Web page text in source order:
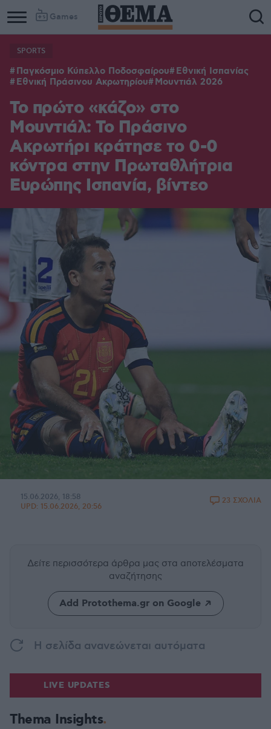
Games
SPORTS
Παγκόσμιο Κύπελλο Ποδοσφαίρου
Εθνική Ισπανίας
Εθνική Πράσινου Ακρωτηρίου
Μουντιάλ 2026
Το πρώτο «κάζο» στο
Μουντιάλ: Το Πράσινο
Ακρωτήρι κράτησε το 0-0
κόντρα στην Πρωταθλήτρια
Ευρώπης Ισπανία, βίντεο
15.06.2026, 18:58
UPD: 15.06.2026, 20:56
23 ΣΧΟΛΙΑ
Δείτε περισσότερα άρθρα μας στα αποτελέσματα
αναζήτησης
Add Protothema.gr on Google
H σελίδα ανανεώνεται αυτόματα
LIVE UPDATES
Thema Insights